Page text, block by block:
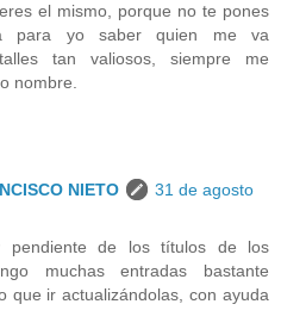
el mismo, porque no te pones
para yo saber quien me va
tan valiosos, siempre me
nombre.
NIETO
31 de agosto
pendiente de los títulos de los
muchas entradas bastante
que ir actualizándolas, con ayuda